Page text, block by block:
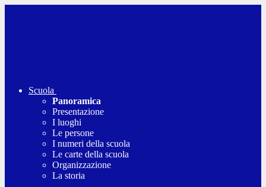
Scuola
Panoramica
Presentazione
I luoghi
Le persone
I numeri della scuola
Le carte della scuola
Organizzazione
La storia